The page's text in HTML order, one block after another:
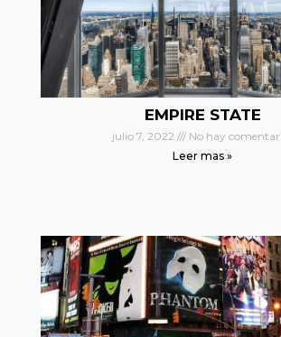
EMPIRE STATE
julio 7, 2022
No hay
Leer mas »